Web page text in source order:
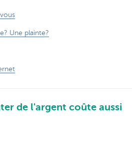
Une plainte?
de l'argent coûte aussi